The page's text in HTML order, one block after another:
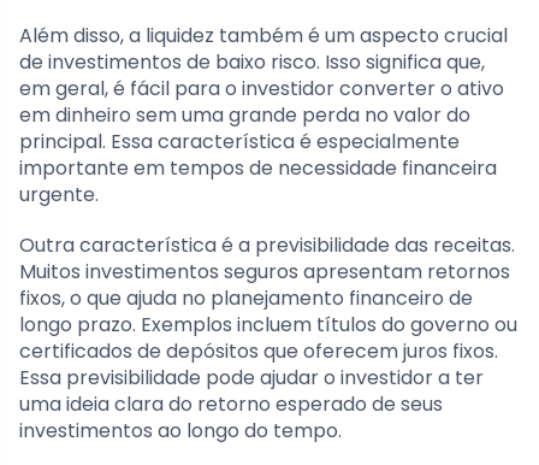
Além disso, a liquidez também é um aspecto crucial
de investimentos de baixo risco. Isso significa que,
em geral, é fácil para o investidor converter o ativo
em dinheiro sem uma grande perda no valor do
principal. Essa característica é especialmente
importante em tempos de necessidade financeira
urgente.
Outra característica é a previsibilidade das receitas.
Muitos investimentos seguros apresentam retornos
fixos, o que ajuda no planejamento financeiro de
longo prazo. Exemplos incluem títulos do governo ou
certificados de depósitos que oferecem juros fixos.
Essa previsibilidade pode ajudar o investidor a ter
uma ideia clara do retorno esperado de seus
investimentos ao longo do tempo.